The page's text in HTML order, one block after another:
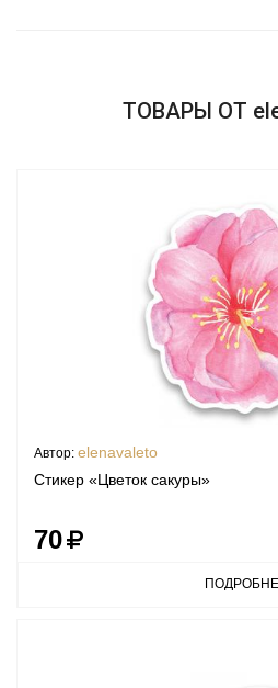
ТОВАРЫ ОТ
Автор: elenavaleto
Стикер «Цветок сакуры»
70